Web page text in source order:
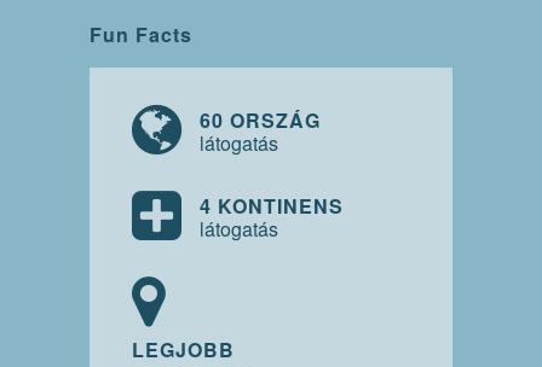
Fun Facts
60 ORSZÁG
látogatás
4 KONTINENS
látogatás
LEGJOBB